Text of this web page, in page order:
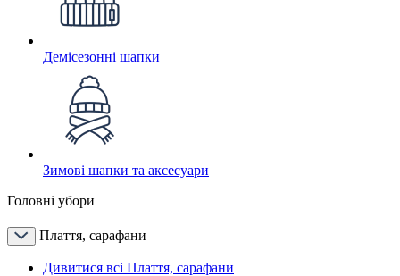
Демісезонні шапки
Зимові шапки та аксесуари
Головні убори
Плаття, сарафани
Дивитися всі Плаття, сарафани